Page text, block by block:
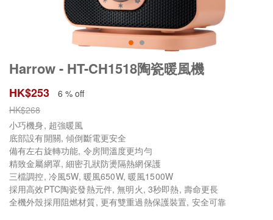
Harrow - HT-CH1518陶瓷暖風機
HK$253
6 % off
HK$268
小巧機身, 超強暖風
底部設有開關, 傾倒斷電更安全
備有左右旋轉功能, 令房間溫度更均勻
精致金屬網罩, 細密孔狀防燙隔熱網保護
三檔調控, 冷風5W, 暖風650W, 暖風1500W
採用高效PTC陶瓷發熱元件, 無明火, 3秒即熱, 壽命更長
全機外殼採用阻燃材質, 更有雙重過熱保護裝置, 安全可靠